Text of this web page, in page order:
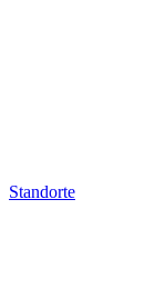
Standorte